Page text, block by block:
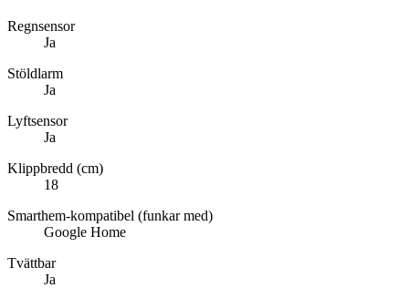
Regnsensor
Ja
Stöldlarm
Ja
Lyftsensor
Ja
Klippbredd (cm)
18
Smarthem-kompatibel (funkar med)
Google Home
Tvättbar
Ja